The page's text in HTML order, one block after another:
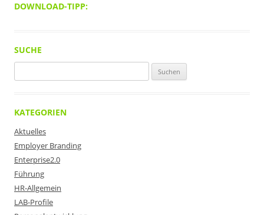
DOWNLOAD-TIPP:
SUCHE
nach:
KATEGORIEN
Aktuelles
Employer Branding
Enterprise2.0
Führung
HR-Allgemein
LAB-Profile